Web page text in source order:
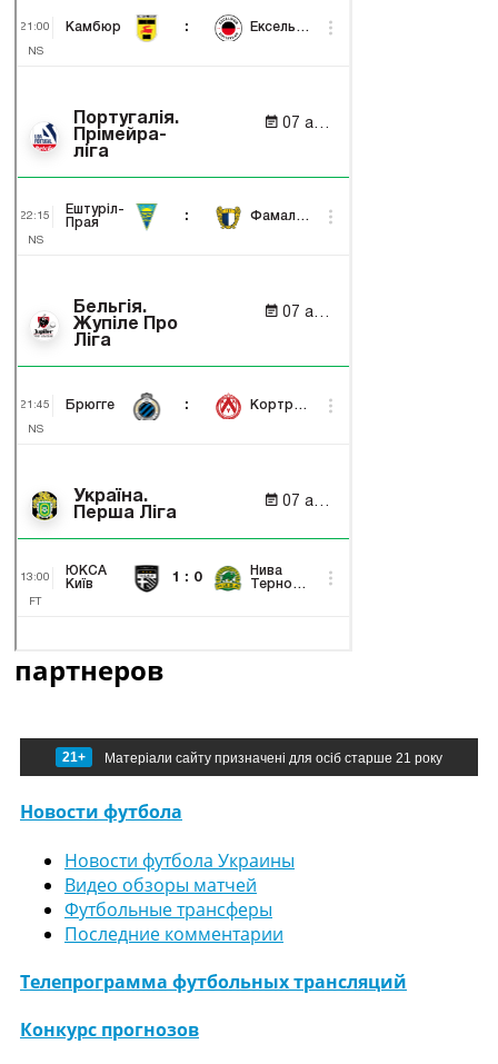
партнеров
21+ Матеріали сайту призначені для осіб старше 21 року
Новости футбола
Новости футбола Украины
Видео обзоры матчей
Футбольные трансферы
Последние комментарии
Телепрограмма футбольных трансляций
Конкурс прогнозов